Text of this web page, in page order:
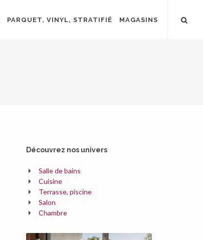
PARQUET, VINYL, STRATIFIÉ MAGASINS
Découvrez nos univers
Salle de bains
Cuisine
Terrasse, piscine
Salon
Chambre